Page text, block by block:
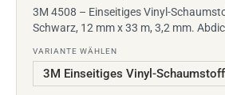
3M 4508 – Einseitiges Vinyl-
Schwarz, 12 mm x 33 m, 3,2 mm.
VARIANTE WÄHLEN